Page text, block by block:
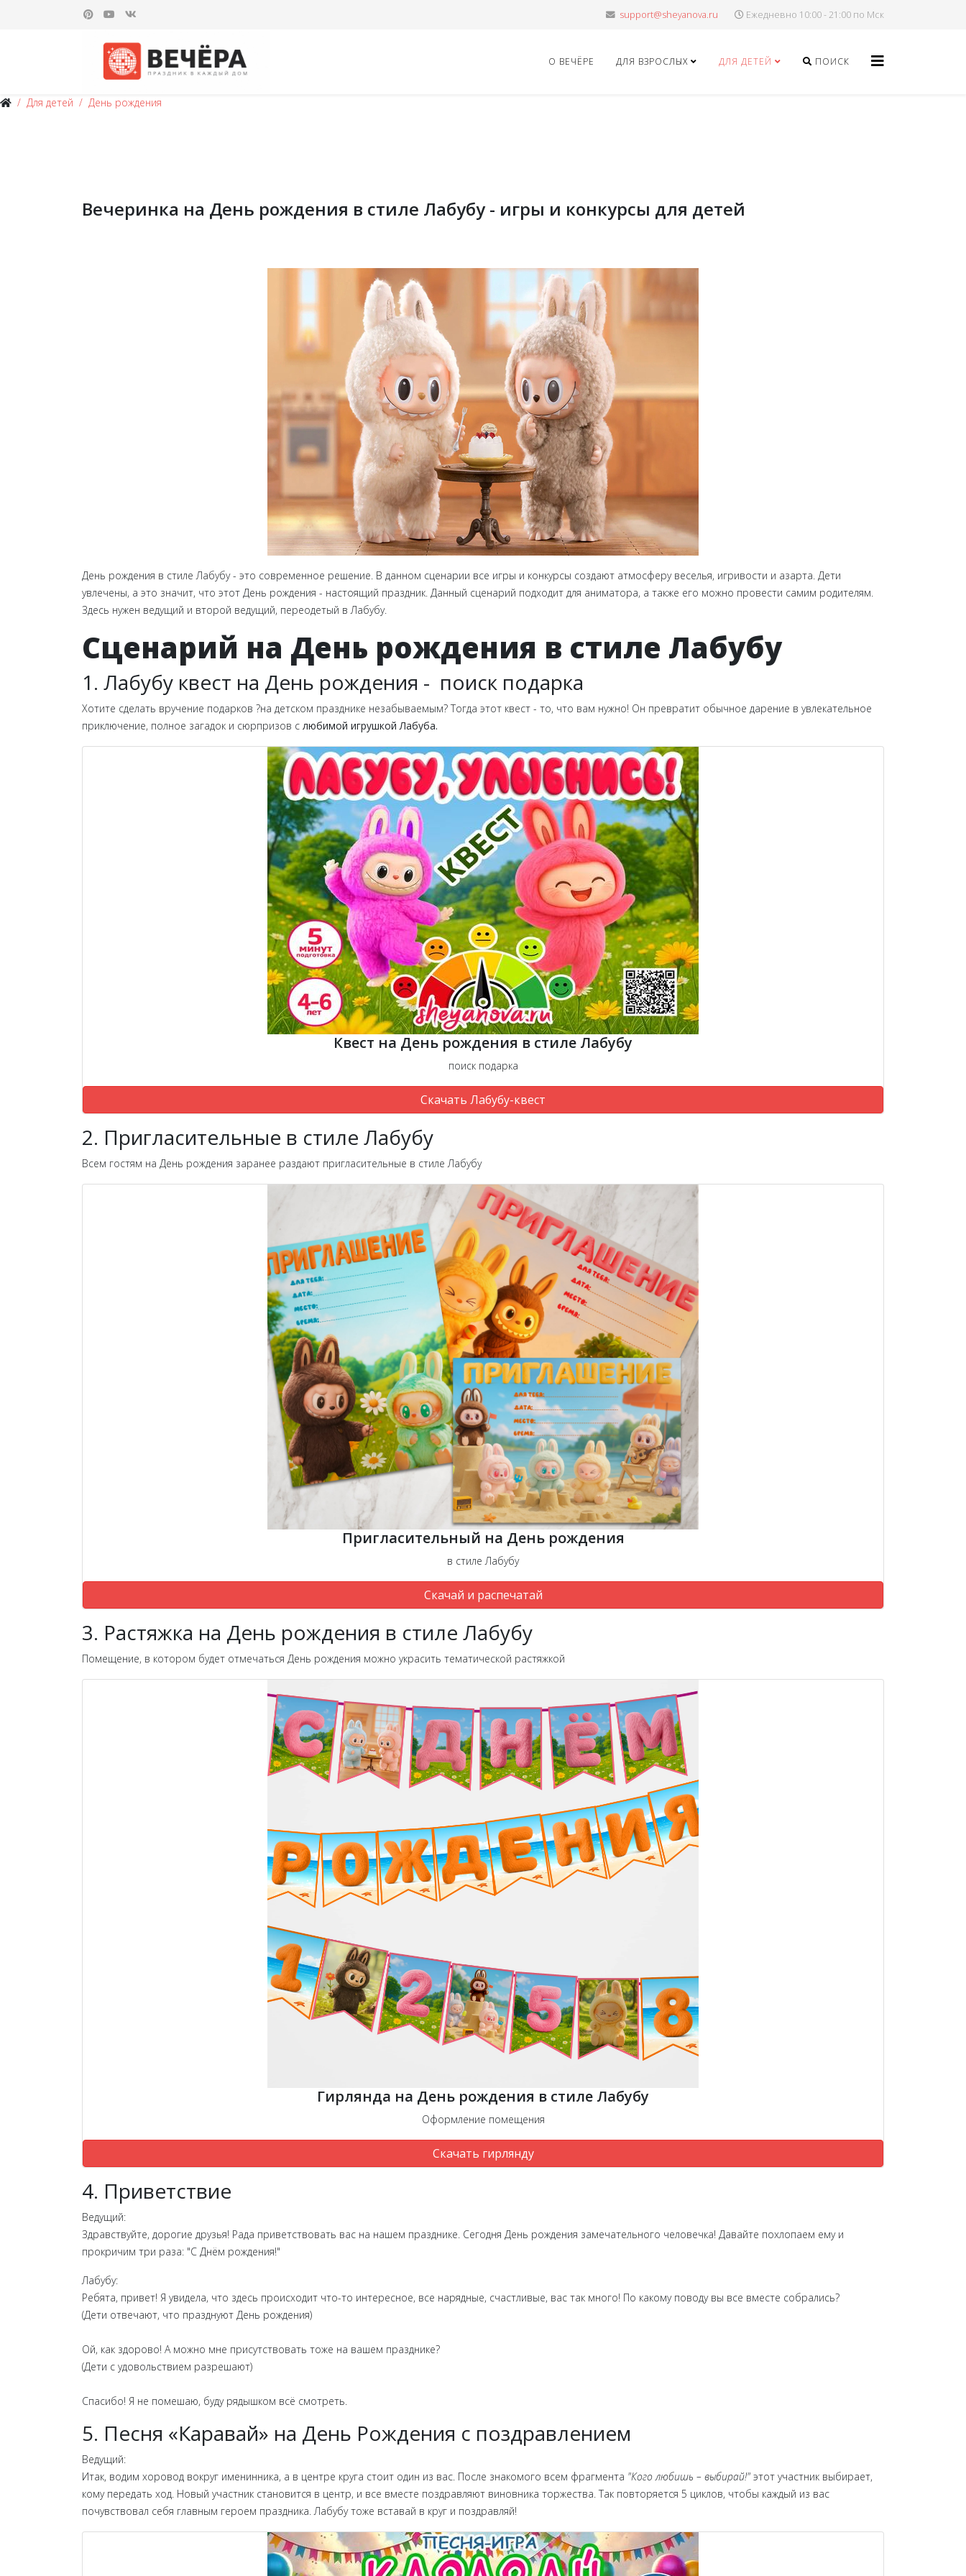
Ежедневно 10:00 - 21:00 по Мск
О ВЕЧЁРЕ ДЛЯ ВЗРОСЛЫХ ДЛЯ ДЕТЕЙ ПОИСК
Для детей День рождения
Вечеринка на День рождения в стиле Лабубу - игры и конкурсы для детей
День рождения в стиле Лабубу - это современное решение. В данном сценарии все игры и конкурсы создают атмосферу веселья, игривости и азарта. Дети
увлечены, а это значит, что этот День рождения - настоящий праздник. Данный сценарий подходит для аниматора, а также его можно провести самим родителям.
Здесь нужен ведущий и второй ведущий, переодетый в Лабубу.
Сценарий на День рождения в стиле Лабубу
1. Лабубу квест на День рождения - поиск подарка
Хотите сделать вручение подарков ?на детском празднике незабываемым? Тогда этот квест - то, что вам нужно! Он превратит обычное дарение в увлекательное
приключение, полное загадок и сюрпризов с любимой игрушкой Лабуба.
Квест на День рождения в стиле Лабубу
поиск подарка
Скачать Лабубу-квест
2. Пригласительные в стиле Лабубу
Всем гостям на День рождения заранее раздают пригласительные в стиле Лабубу
Пригласительный на День рождения
в стиле Лабубу
Скачай и распечатай
3. Растяжка на День рождения в стиле Лабубу
Помещение, в котором будет отмечаться День рождения можно украсить тематической растяжкой
Гирлянда на День рождения в стиле Лабубу
Оформление помещения
Скачать гирлянду
4. Приветствие
Ведущий:
Здравствуйте, дорогие друзья! Рада приветствовать вас на нашем празднике. Сегодня День рождения замечательного человечка! Давайте похлопаем ему и
прокричим три раза: "С Днём рождения!"
Лабубу:
Ребята, привет! Я увидела, что здесь происходит что-то интересное, все нарядные, счастливые, вас так много! По какому поводу вы все вместе собрались?
(Дети отвечают, что празднуют День рождения)
Ой, как здорово! А можно мне присутствовать тоже на вашем празднике?
(Дети с удовольствием разрешают)
Спасибо! Я не помешаю, буду рядышком всё смотреть.
5. Песня «‎Каравай» на День Рождения с поздравлением
Ведущий:
Итак, водим хоровод вокруг именинника, а в центре круга стоит один из вас. После знакомого всем фрагмента "Кого любишь – выбирай!" этот участник выбирает,
кому передать ход. Новый участник становится в центр, и все вместе поздравляют виновника торжества. Так повторяется 5 циклов, чтобы каждый из вас
почувствовал себя главным героем праздника. Лабубу тоже вставай в круг и поздравляй!